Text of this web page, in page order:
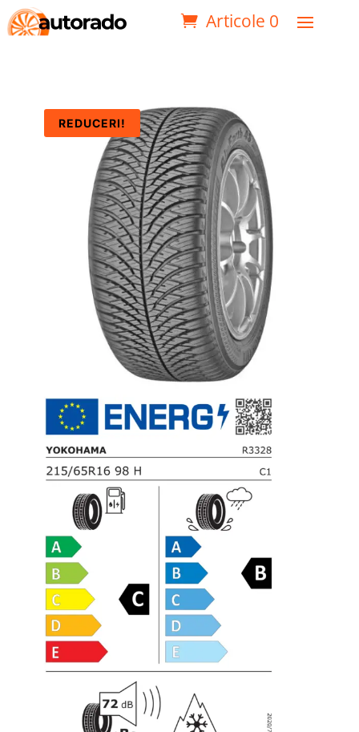
Articole 0
REDUCERI!